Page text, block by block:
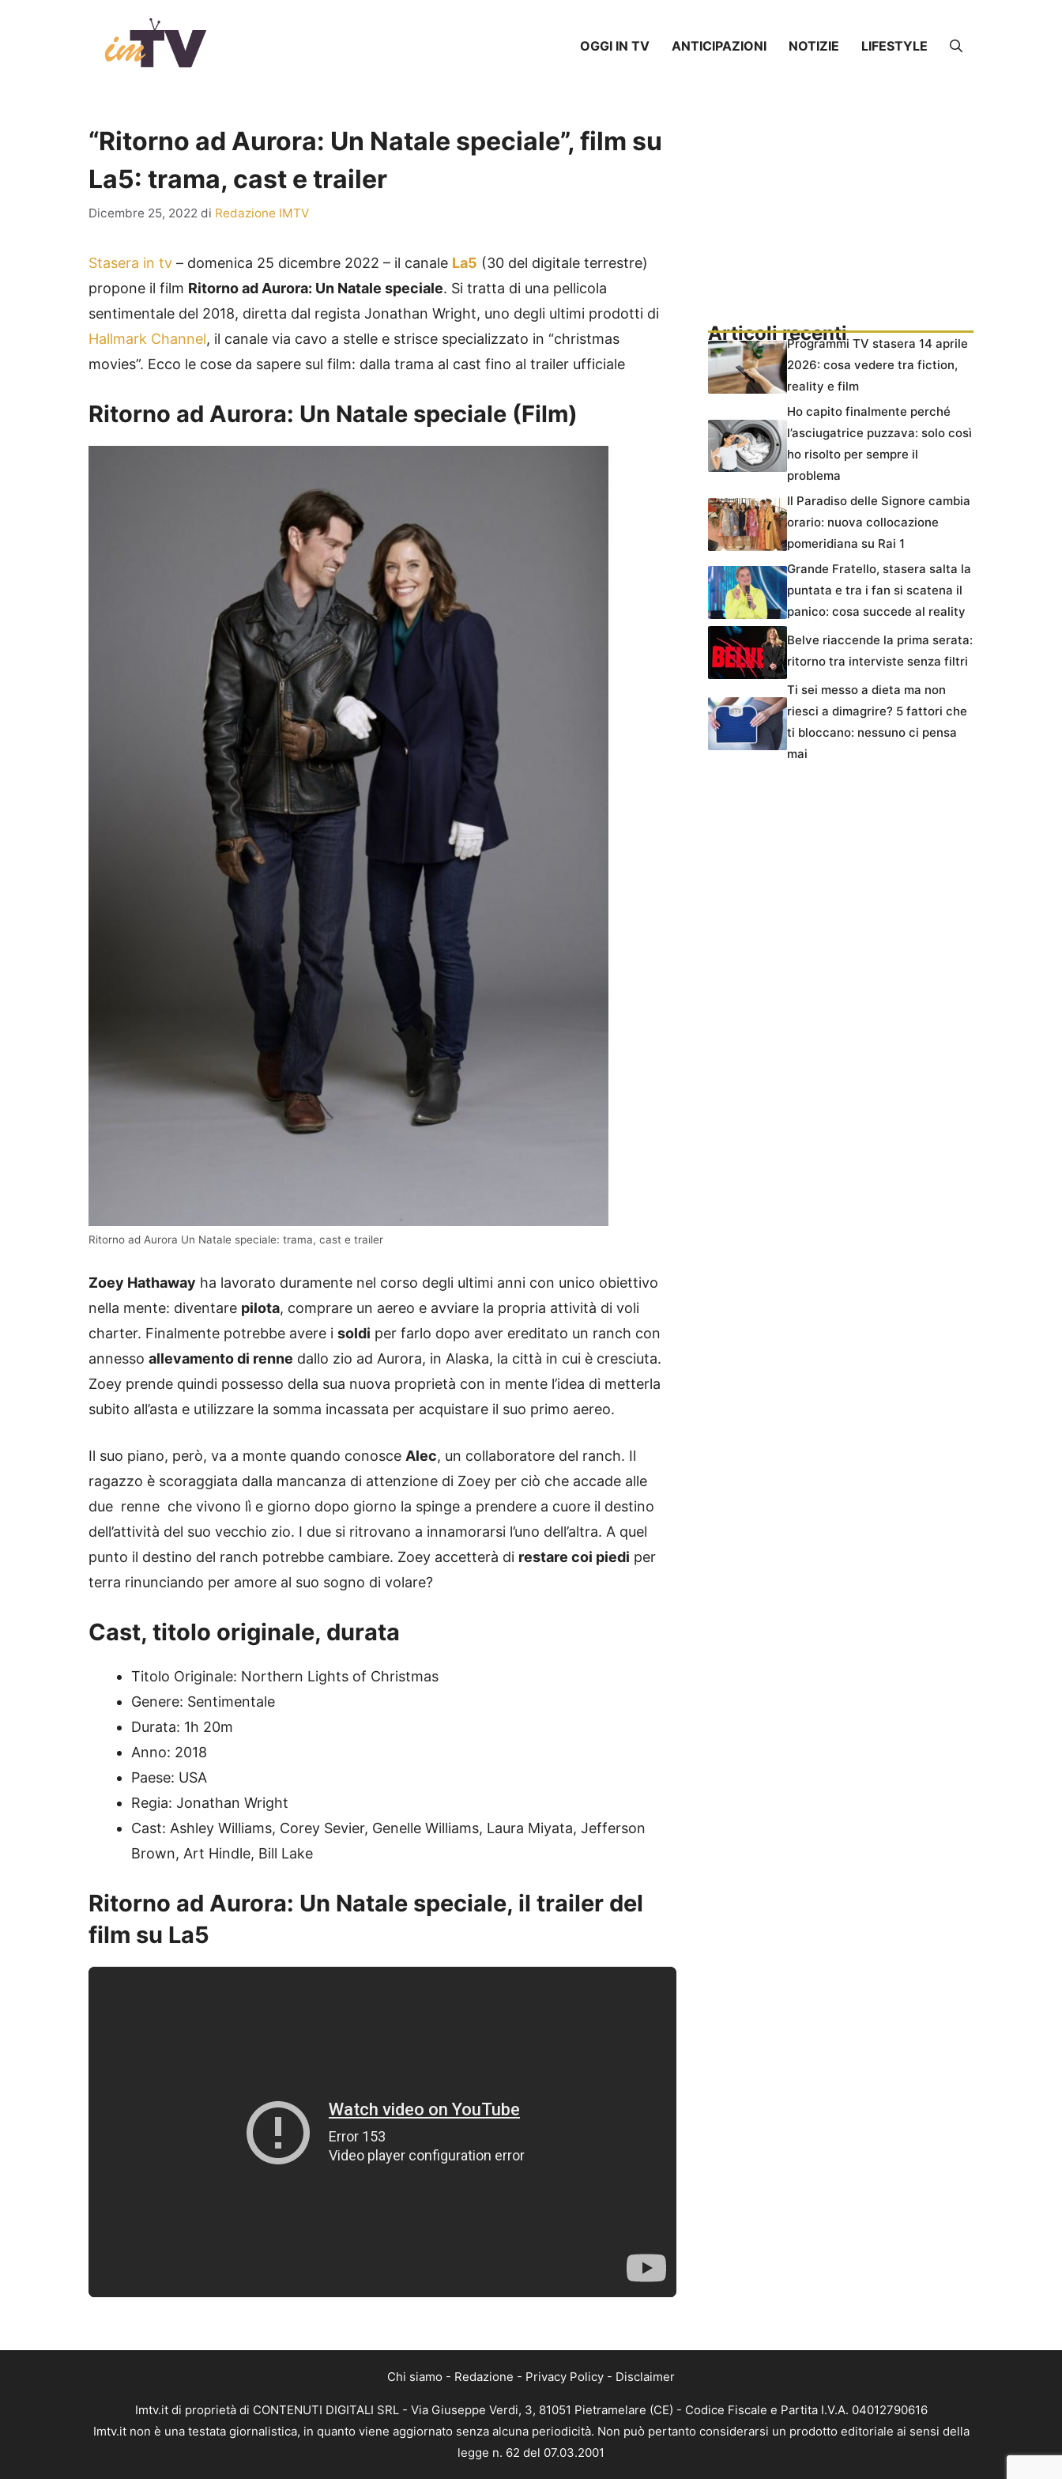
OGGI IN TV ANTICIPAZIONI NOTIZIE LIFESTYLE
“Ritorno ad Aurora: Un Natale speciale”, film su
La5: trama, cast e trailer
Dicembre 25, 2022 di Redazione IMTV
Stasera in tv – domenica 25 dicembre 2022 – il canale La5 (30 del digitale terrestre)
propone il film Ritorno ad Aurora: Un Natale speciale. Si tratta di una pellicola
sentimentale del 2018, diretta dal regista Jonathan Wright, uno degli ultimi prodotti di
Hallmark Channel, il canale via cavo a stelle e strisce specializzato in “christmas
movies”. Ecco le cose da sapere sul film: dalla trama al cast fino al trailer ufficiale
Ritorno ad Aurora: Un Natale speciale (Film)
Ritorno ad Aurora Un Natale speciale: trama, cast e trailer
Zoey Hathaway ha lavorato duramente nel corso degli ultimi anni con unico obiettivo
nella mente: diventare pilota, comprare un aereo e avviare la propria attività di voli
charter. Finalmente potrebbe avere i soldi per farlo dopo aver ereditato un ranch con
annesso allevamento di renne dallo zio ad Aurora, in Alaska, la città in cui è cresciuta.
Zoey prende quindi possesso della sua nuova proprietà con in mente l’idea di metterla
subito all’asta e utilizzare la somma incassata per acquistare il suo primo aereo.
Il suo piano, però, va a monte quando conosce Alec, un collaboratore del ranch. Il
ragazzo è scoraggiata dalla mancanza di attenzione di Zoey per ciò che accade alle
due renne che vivono lì e giorno dopo giorno la spinge a prendere a cuore il destino
dell’attività del suo vecchio zio. I due si ritrovano a innamorarsi l’uno dell’altra. A quel
punto il destino del ranch potrebbe cambiare. Zoey accetterà di restare coi piedi per
terra rinunciando per amore al suo sogno di volare?
Cast, titolo originale, durata
Titolo Originale: Northern Lights of Christmas
Genere: Sentimentale
Durata: 1h 20m
Anno: 2018
Paese: USA
Regia: Jonathan Wright
Cast: Ashley Williams, Corey Sevier, Genelle Williams, Laura Miyata, Jefferson
Brown, Art Hindle, Bill Lake
Ritorno ad Aurora: Un Natale speciale, il trailer del
film su La5
Articoli recentiProgrammi TV stasera 14 aprile
2026: cosa vedere tra fiction,
reality e film
Ho capito finalmente perché
l’asciugatrice puzzava: solo così
ho risolto per sempre il
problema
Il Paradiso delle Signore cambia
orario: nuova collocazione
pomeridiana su Rai 1
Grande Fratello, stasera salta la
puntata e tra i fan si scatena il
panico: cosa succede al reality
Belve riaccende la prima serata:
ritorno tra interviste senza filtri
Ti sei messo a dieta ma non
riesci a dimagrire? 5 fattori che
ti bloccano: nessuno ci pensa
mai
Chi siamo - Redazione - Privacy Policy - Disclaimer
Imtv.it di proprietà di CONTENUTI DIGITALI SRL - Via Giuseppe Verdi, 3, 81051 Pietramelare (CE) - Codice Fiscale e Partita I.V.A. 04012790616
Imtv.it non è una testata giornalistica, in quanto viene aggiornato senza alcuna periodicità. Non può pertanto considerarsi un prodotto editoriale ai sensi della
legge n. 62 del 07.03.2001